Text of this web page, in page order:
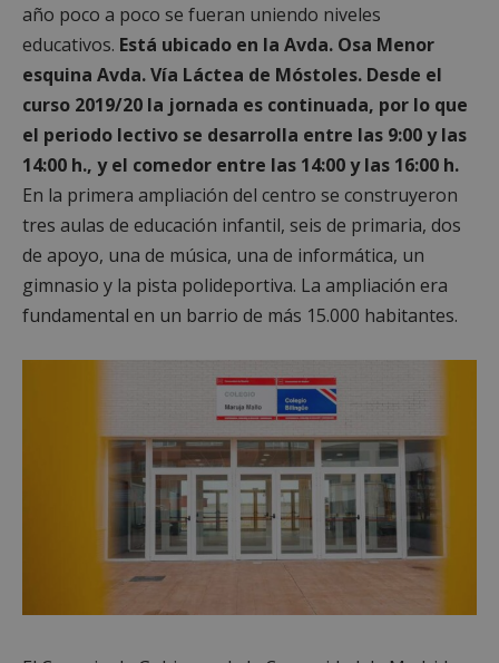
año poco a poco se fueran uniendo niveles
educativos. Está ubicado en la Avda. Osa Menor
esquina Avda. Vía Láctea de Móstoles. Desde el
curso 2019/20 la jornada es continuada, por lo que
el periodo lectivo se desarrolla entre las 9:00 y las
14:00 h., y el comedor entre las 14:00 y las 16:00 h.
En la primera ampliación del centro se construyeron
tres aulas de educación infantil, seis de primaria, dos
de apoyo, una de música, una de informática, un
gimnasio y la pista polideportiva. La ampliación era
fundamental en un barrio de más 15.000 habitantes.